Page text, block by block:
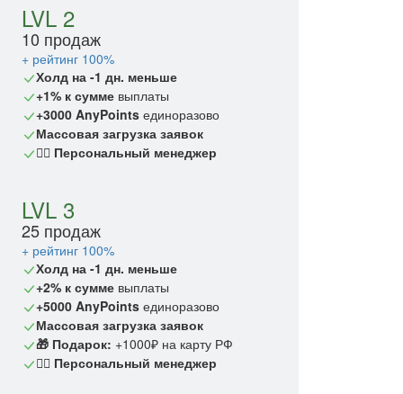
LVL 2
10 продаж
+ рейтинг 100%
Холд на -1 дн. меньше
+1% к сумме выплаты
+3000 AnyPoints единоразово
Массовая загрузка заявок
🙎‍♂️ Персональный менеджер
LVL 3
25 продаж
+ рейтинг 100%
Холд на -1 дн. меньше
+2% к сумме выплаты
+5000 AnyPoints единоразово
Массовая загрузка заявок
🎁 Подарок: +1000₽ на карту РФ
🙎‍♂️ Персональный менеджер